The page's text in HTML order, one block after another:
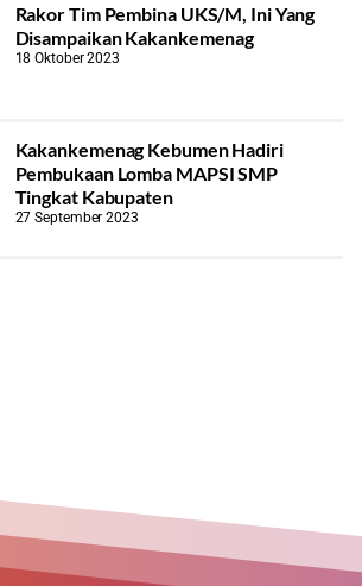
Rakor Tim Pembina UKS/M, Ini Yang
Disampaikan Kakankemenag
18 Oktober 2023
Kakankemenag Kebumen Hadiri
Pembukaan Lomba MAPSI SMP
Tingkat Kabupaten
27 September 2023